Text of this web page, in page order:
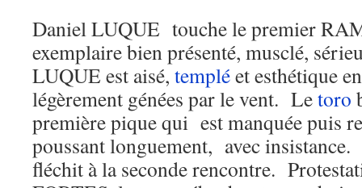
Daniel LUQUE touche le premier
exemplaire bien présenté, musclé,
LUQUE est aisé, templéet esthétique
légèrement génées par le vent. Letoro
première pique qui est manquée puis
poussant longuement, avec
fléchit à la seconde rencontre.